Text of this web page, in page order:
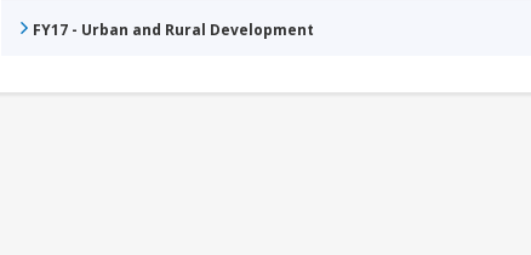
FY17 - Urban and Rural Development